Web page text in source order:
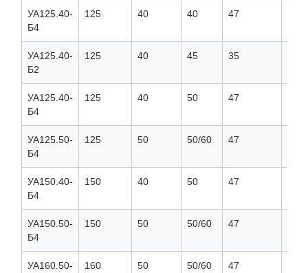
УА125.40-
Б4
125 40 40 47
УА125.40-
Б2
125 40 45 35
УА125.40-
Б4
125 40 50 47
УА125.50-
Б4
125 50 50/60 47
УА150.40-
Б4
150 40 50 47
УА150.50-
Б4
150 50 50/60 47
УА160.50-
160 50 50/60 47